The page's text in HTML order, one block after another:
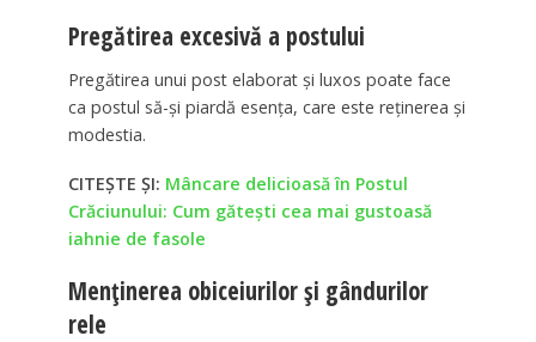
Pregătirea excesivă a postului
Pregătirea unui post elaborat și luxos poate face
ca postul să-și piardă esența, care este reținerea și
modestia.
CITEȘTE ȘI: Mâncare delicioasă în Postul
Crăciunului: Cum găteşti cea mai gustoasă
iahnie de fasole
Menținerea obiceiurilor și gândurilor
rele